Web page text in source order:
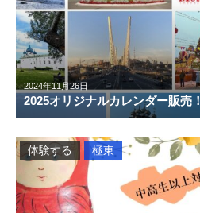
2024年11月26日
2025オリジナルカレンダー販売！
体験する 極東